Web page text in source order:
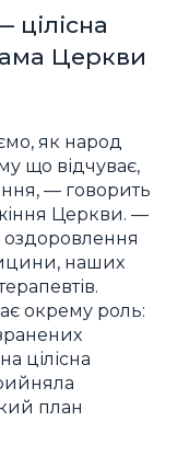
цілісна
Церкви
як народ
що відчуває,
— говорить
Церкви. —
наших
окрему роль:
цілісна
план